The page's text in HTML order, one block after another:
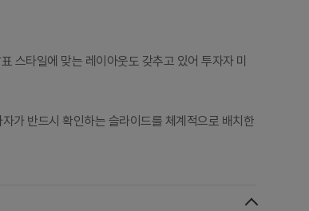
스타일에 맞는 레이아웃도 갖추고 있어 투자자 미
가 반드시 확인하는 슬라이드를 체계적으로 배치한